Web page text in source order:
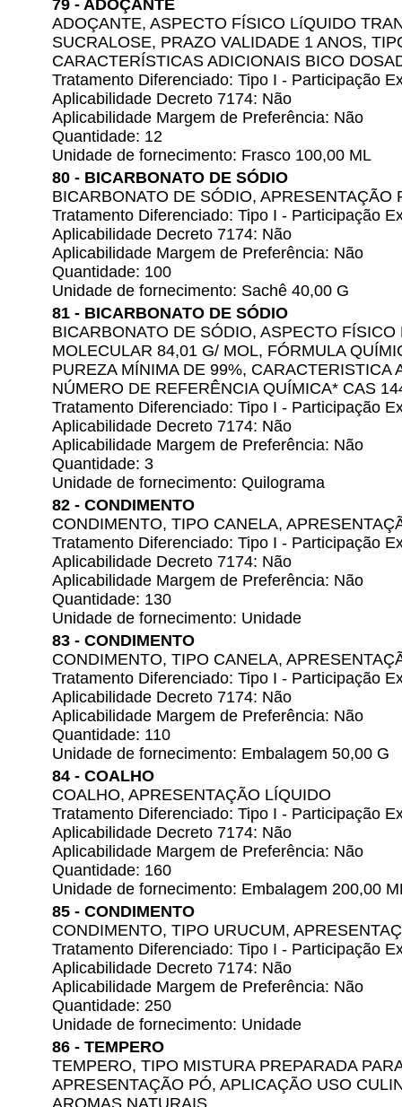
79 - ADOÇANTE
ADOÇANTE, ASPECTO FÍSICO LíQUIDO
SUCRALOSE, PRAZO VALIDADE 1 ANOS,
CARACTERÍSTICAS ADICIONAIS BICO
Tratamento Diferenciado: Tipo I - Participação
Aplicabilidade Decreto 7174: Não
Aplicabilidade Margem de Preferência: Não
Quantidade: 12
Unidade de fornecimento: Frasco 100,00 ML
80 - BICARBONATO DE SÓDIO
BICARBONATO DE SÓDIO, APRESENTAÇÃO
Tratamento Diferenciado: Tipo I - Participação
Aplicabilidade Decreto 7174: Não
Aplicabilidade Margem de Preferência: Não
Quantidade: 100
Unidade de fornecimento: Sachê 40,00 G
81 - BICARBONATO DE SÓDIO
BICARBONATO DE SÓDIO, ASPECTO
MOLECULAR 84,01 G/ MOL, FÓRMULA
PUREZA MÍNIMA DE 99%, CARACTERISTICA
NÚMERO DE REFERÊNCIA QUÍMICA* CAS
Tratamento Diferenciado: Tipo I - Participação
Aplicabilidade Decreto 7174: Não
Aplicabilidade Margem de Preferência: Não
Quantidade: 3
Unidade de fornecimento: Quilograma
82 - CONDIMENTO
CONDIMENTO, TIPO CANELA,
Tratamento Diferenciado: Tipo I - Participação
Aplicabilidade Decreto 7174: Não
Aplicabilidade Margem de Preferência: Não
Quantidade: 130
Unidade de fornecimento: Unidade
83 - CONDIMENTO
CONDIMENTO, TIPO CANELA,
Tratamento Diferenciado: Tipo I - Participação
Aplicabilidade Decreto 7174: Não
Aplicabilidade Margem de Preferência: Não
Quantidade: 110
Unidade de fornecimento: Embalagem 50,00 G
84 - COALHO
COALHO, APRESENTAÇÃO LÍQUIDO
Tratamento Diferenciado: Tipo I - Participação
Aplicabilidade Decreto 7174: Não
Aplicabilidade Margem de Preferência: Não
Quantidade: 160
Unidade de fornecimento: Embalagem 200,00
85 - CONDIMENTO
CONDIMENTO, TIPO URUCUM,
Tratamento Diferenciado: Tipo I - Participação
Aplicabilidade Decreto 7174: Não
Aplicabilidade Margem de Preferência: Não
Quantidade: 250
Unidade de fornecimento: Unidade
86 - TEMPERO
TEMPERO, TIPO MISTURA PREPARADA
APRESENTAÇÃO PÓ, APLICAÇÃO USO
AROMAS NATURAIS